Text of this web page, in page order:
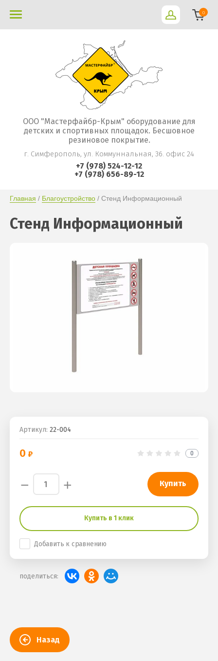
0
ООО "Мастерфайбр-Крым" оборудование для
детских и спортивных площадок. Бесшовное
резиновое покрытие.
г. Симферополь, ул. Коммуннальная, 36. офис 24
+7 (978) 524-12-12
+7 (978) 656-89-12
Главная / Благоустройство / Стенд Информационный
Стенд Информационный
Артикул: 22-004
0 0
− + Купить
Купить в 1 клик
Добавить к сравнению
поделиться:
Назад